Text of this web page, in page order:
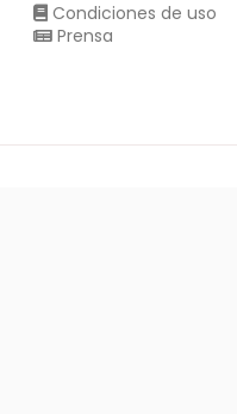
Condiciones de uso
Prensa